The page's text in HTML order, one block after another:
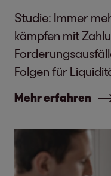
Studie: Immer
kämpfen mit
Folgen für
Mehr erfahren